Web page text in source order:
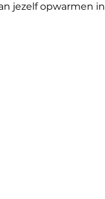
jezelf opwarmen in